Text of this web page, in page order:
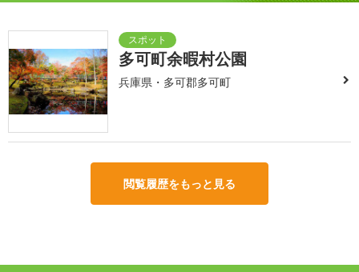
多可町余暇村公園
兵庫県・多可郡多可町
閲覧履歴をもっと見る